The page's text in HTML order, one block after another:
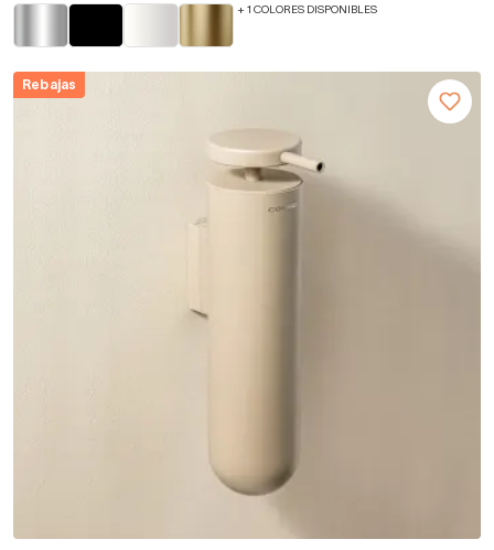
+ 1 COLORES DISPONIBLES
Rebajas